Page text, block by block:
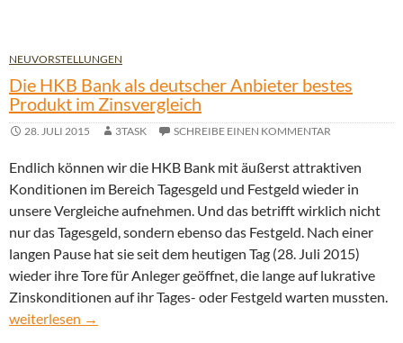
NEUVORSTELLUNGEN
Die HKB Bank als deutscher Anbieter bestes
Produkt im Zinsvergleich
28. JULI 2015 3TASK SCHREIBE EINEN KOMMENTAR
Endlich können wir die HKB Bank mit äußerst attraktiven
Konditionen im Bereich Tagesgeld und Festgeld wieder in
unsere Vergleiche aufnehmen. Und das betrifft wirklich nicht
nur das Tagesgeld, sondern ebenso das Festgeld. Nach einer
langen Pause hat sie seit dem heutigen Tag (28. Juli 2015)
wieder ihre Tore für Anleger geöffnet, die lange auf lukrative
Zinskonditionen auf ihr Tages- oder Festgeld warten mussten.
Die HKB Bank als deutscher Anbieter bestes Produkt im
weiterlesen →